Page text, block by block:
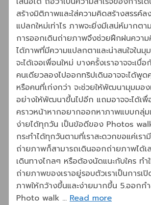
สร้างมิติภาพและใส่ความคิดสร้างสรรค์ล
แปลกใหม่เท่าไร ภาพจะยิ่งมีเสน่ห์มากต
การออกเดินถ่ายภาพจึงช่วยฝึกฝนความ
ได้ภาพที่มีความแปลกตาและน่าสนใจในมุ
จะได้เจอเพื่อนใหม่ บางครั้งเราอาจจะเบื่
คนเดียวลองไปออกทริปเดินอาจจะได้พู
หรือคนที่เก่งกว่า จะช่วยให้พัฒนามุมมอง
อย่างให้พัฒนาขึ้นไปอีก แถมอาจจะได้เพื่
คราวหน้าหากอยากออกหาภาพแบบกลุ่ม
ง่ายได้ทุกวัน เป็นข้อดีของ Photos
กระทำได้ทุกวันตามที่เราสะดวกขอแค่เรา
ถ่ายภาพก็สามารถเดินออกถ่ายภาพได้เ
เดินทางไกลๆ หรือต้องนัดแนะกับใคร ท
ถ่ายภาพของเราอยู่รอบตัวเราเป็นการเ
ภาพให้กว้างขึ้นและง่ายมากขึ้น 5.ออกก
Photo walk … Read more